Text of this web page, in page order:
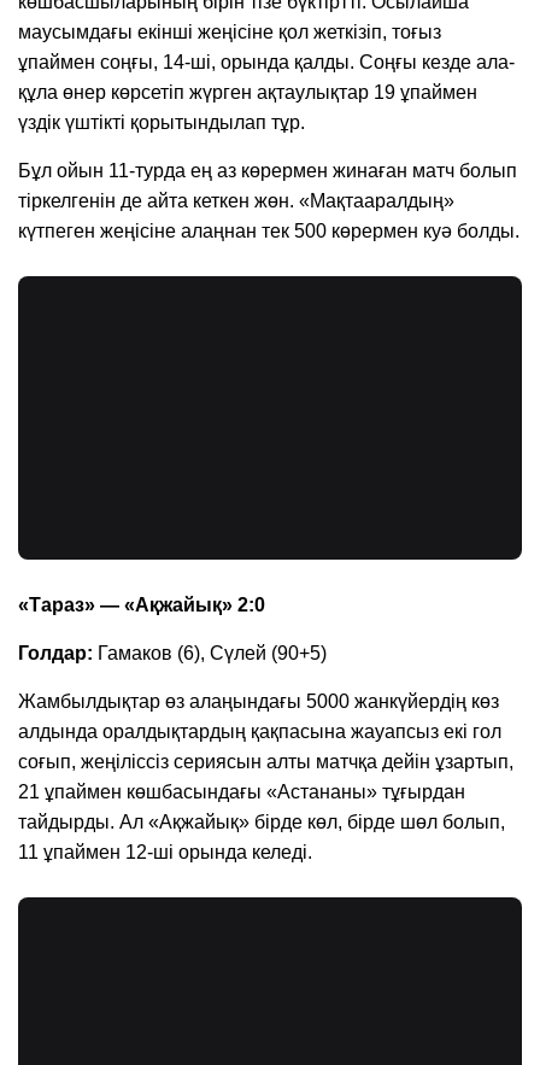
маусымдағы екінші жеңісіне қол жеткізіп, тоғыз
ұпаймен соңғы, 14-ші, орында қалды. Соңғы кезде ала-
құла өнер көрсетіп жүрген ақтаулықтар 19 ұпаймен
үздік үштікті қорытындылап тұр.
Бұл ойын 11-турда ең аз көрермен жинаған матч болып
тіркелгенін де айта кеткен жөн. «Мақтааралдың»
күтпеген жеңісіне алаңнан тек 500 көрермен куә болды.
«Тараз» — «Ақжайық» 2:0
Голдар: Гамаков (6), Сүлей (90+5)
Жамбылдықтар өз алаңындағы 5000 жанкүйердің көз
алдында оралдықтардың қақпасына жауапсыз екі гол
соғып, жеңіліссіз сериясын алты матчқа дейін ұзартып,
21 ұпаймен көшбасындағы «Астананы» тұғырдан
тайдырды. Ал «Ақжайық» бірде көл, бірде шөл болып,
11 ұпаймен 12-ші орында келеді.